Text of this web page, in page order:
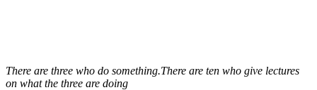
There are three who do something.There are ten who give lectures
on what the three are doing